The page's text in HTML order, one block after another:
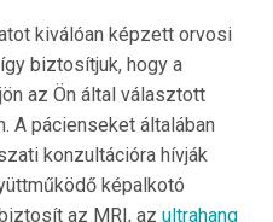
kiválóan képzett orvosi
biztosítjuk, hogy a
az Ön által választott
A pácienseket általában
konzultációra hívják
képalkotó
az MRI, az ultrahang